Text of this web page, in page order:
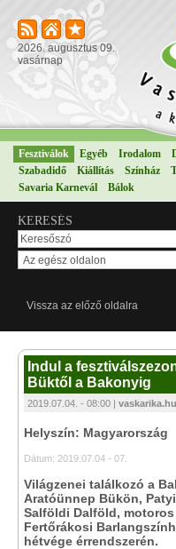
2026. augusztus 09.
vasárnap
Fesztiválok Egyéb Irodalom
Szabadidő
Kiállítás Színház
Savaria Karnevál
Bálok
KERESÉS
Vissza az előző oldalra
Indul a
Büktől a Bakonyig
2019.07.04. - 08:00 | vaskarika.hu
Helyszín: Magyarország
Dátum: 2019.07.04 - 07.
Világzenei találkozó a
Aratóünnep Bükön,
Salföldi Dalföld,
Fertőrákosi
hétvége érrendszerén.